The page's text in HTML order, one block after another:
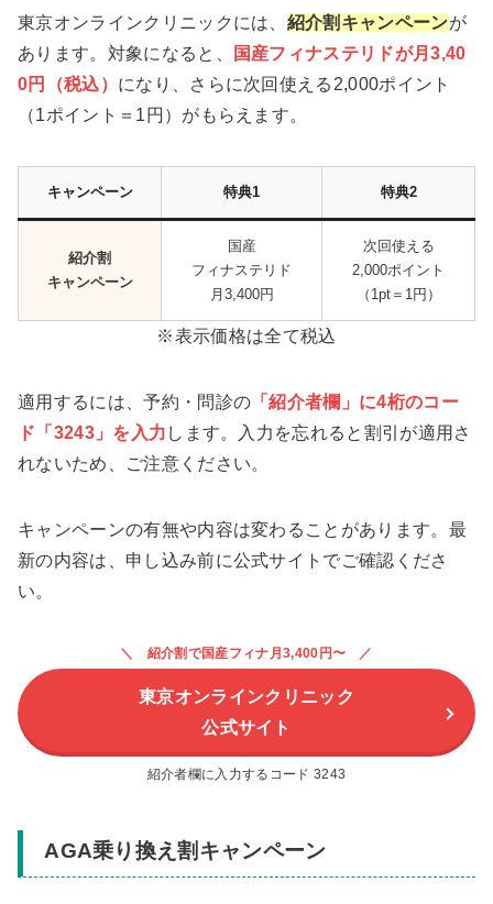
東京オンラインクリニックには、 紹介割キャンペーンが
あります。対象になると、
国産フィナステリドが月3,40
0円（税込） になり、さらに次回使える2,000ポイント
（1ポイント＝1円）がもらえます。
キャンペーン 特典1 特典2
紹介割
キャンペーン
国産
フィナステリド
月3,400円
次回使える
2,000ポイント
（1pt＝1円）
※表示価格は全て税込
適用するには、予約・問診の 「紹介者欄」に4桁のコー
ド「3243」を入力 します。入力を忘れると割引が適用さ
れないため、ご注意ください。
キャンペーンの有無や内容は変わることがあります。最
新の内容は、申し込み前に公式サイトでご確認くださ
い。
紹介割で国産フィナ月3,400円〜
東京オンラインクリニック
公式サイト
紹介者欄に入力するコード 3243
AGA乗り換え割キャンペーン